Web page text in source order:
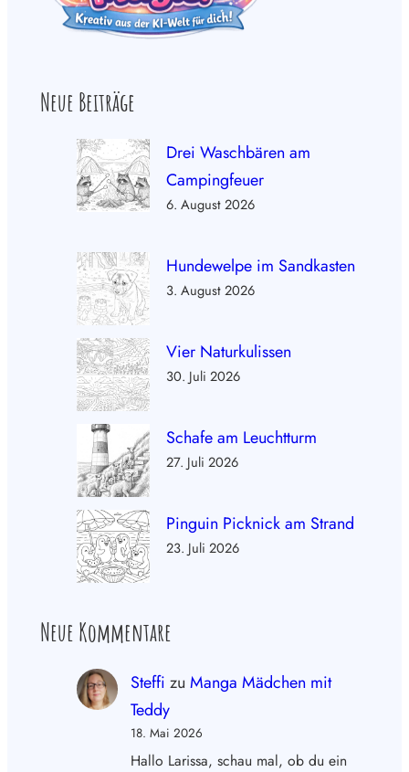
Neue Beiträge
Drei Waschbären am
Campingfeuer
6. August 2026
Hundewelpe im Sandkasten
3. August 2026
Vier Naturkulissen
30. Juli 2026
Schafe am Leuchtturm
27. Juli 2026
Pinguin Picknick am Strand
23. Juli 2026
Neue Kommentare
Steffi zu Manga Mädchen mit
Teddy
18. Mai 2026
Hallo Larissa, schau mal, ob du ein